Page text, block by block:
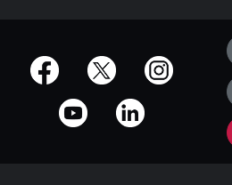
offizielle Social Media-Accounts